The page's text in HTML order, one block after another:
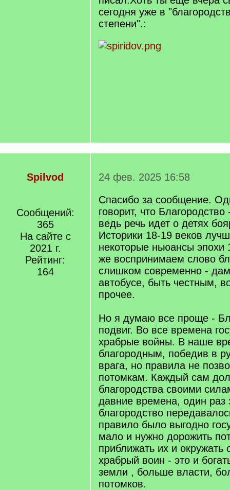
сегодня уже в
степени".:
Spilvod
Сообщений:
365
На сайте с
2021 г.
Рейтинг:
164
24 фев. 2025 16:58
Спасибо за сообщение.
говорит, что
ведь речь идет о детях
Историки 18-19 веков
некоторые ньюансы
же воспринимаем слово
слишком современно -
автобусе, быть честным,
прочее.
Но я думаю все проще -
подвиг. Во все времена
храбрые войны. В наше
благородным, победив в
врага, но правила не
потомкам. Каждый сам
благородства своими
давние времена, один раз
благородство
правило было выгодно
мало и нужно дорожить
приближать их и окружать
храбрый воин - это и
земли , больше власти,
потомков.